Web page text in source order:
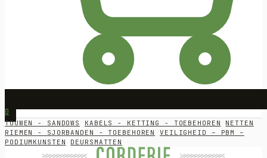
0
TOUWEN - SANDOWS KABELS - KETTING - TOEBEHOREN
NETTEN
RIEMEN - SJORBANDEN - TOEBEHOREN
VEILIGHEID – PBM –
PODIUMKUNSTEN
DEURSMATTEN